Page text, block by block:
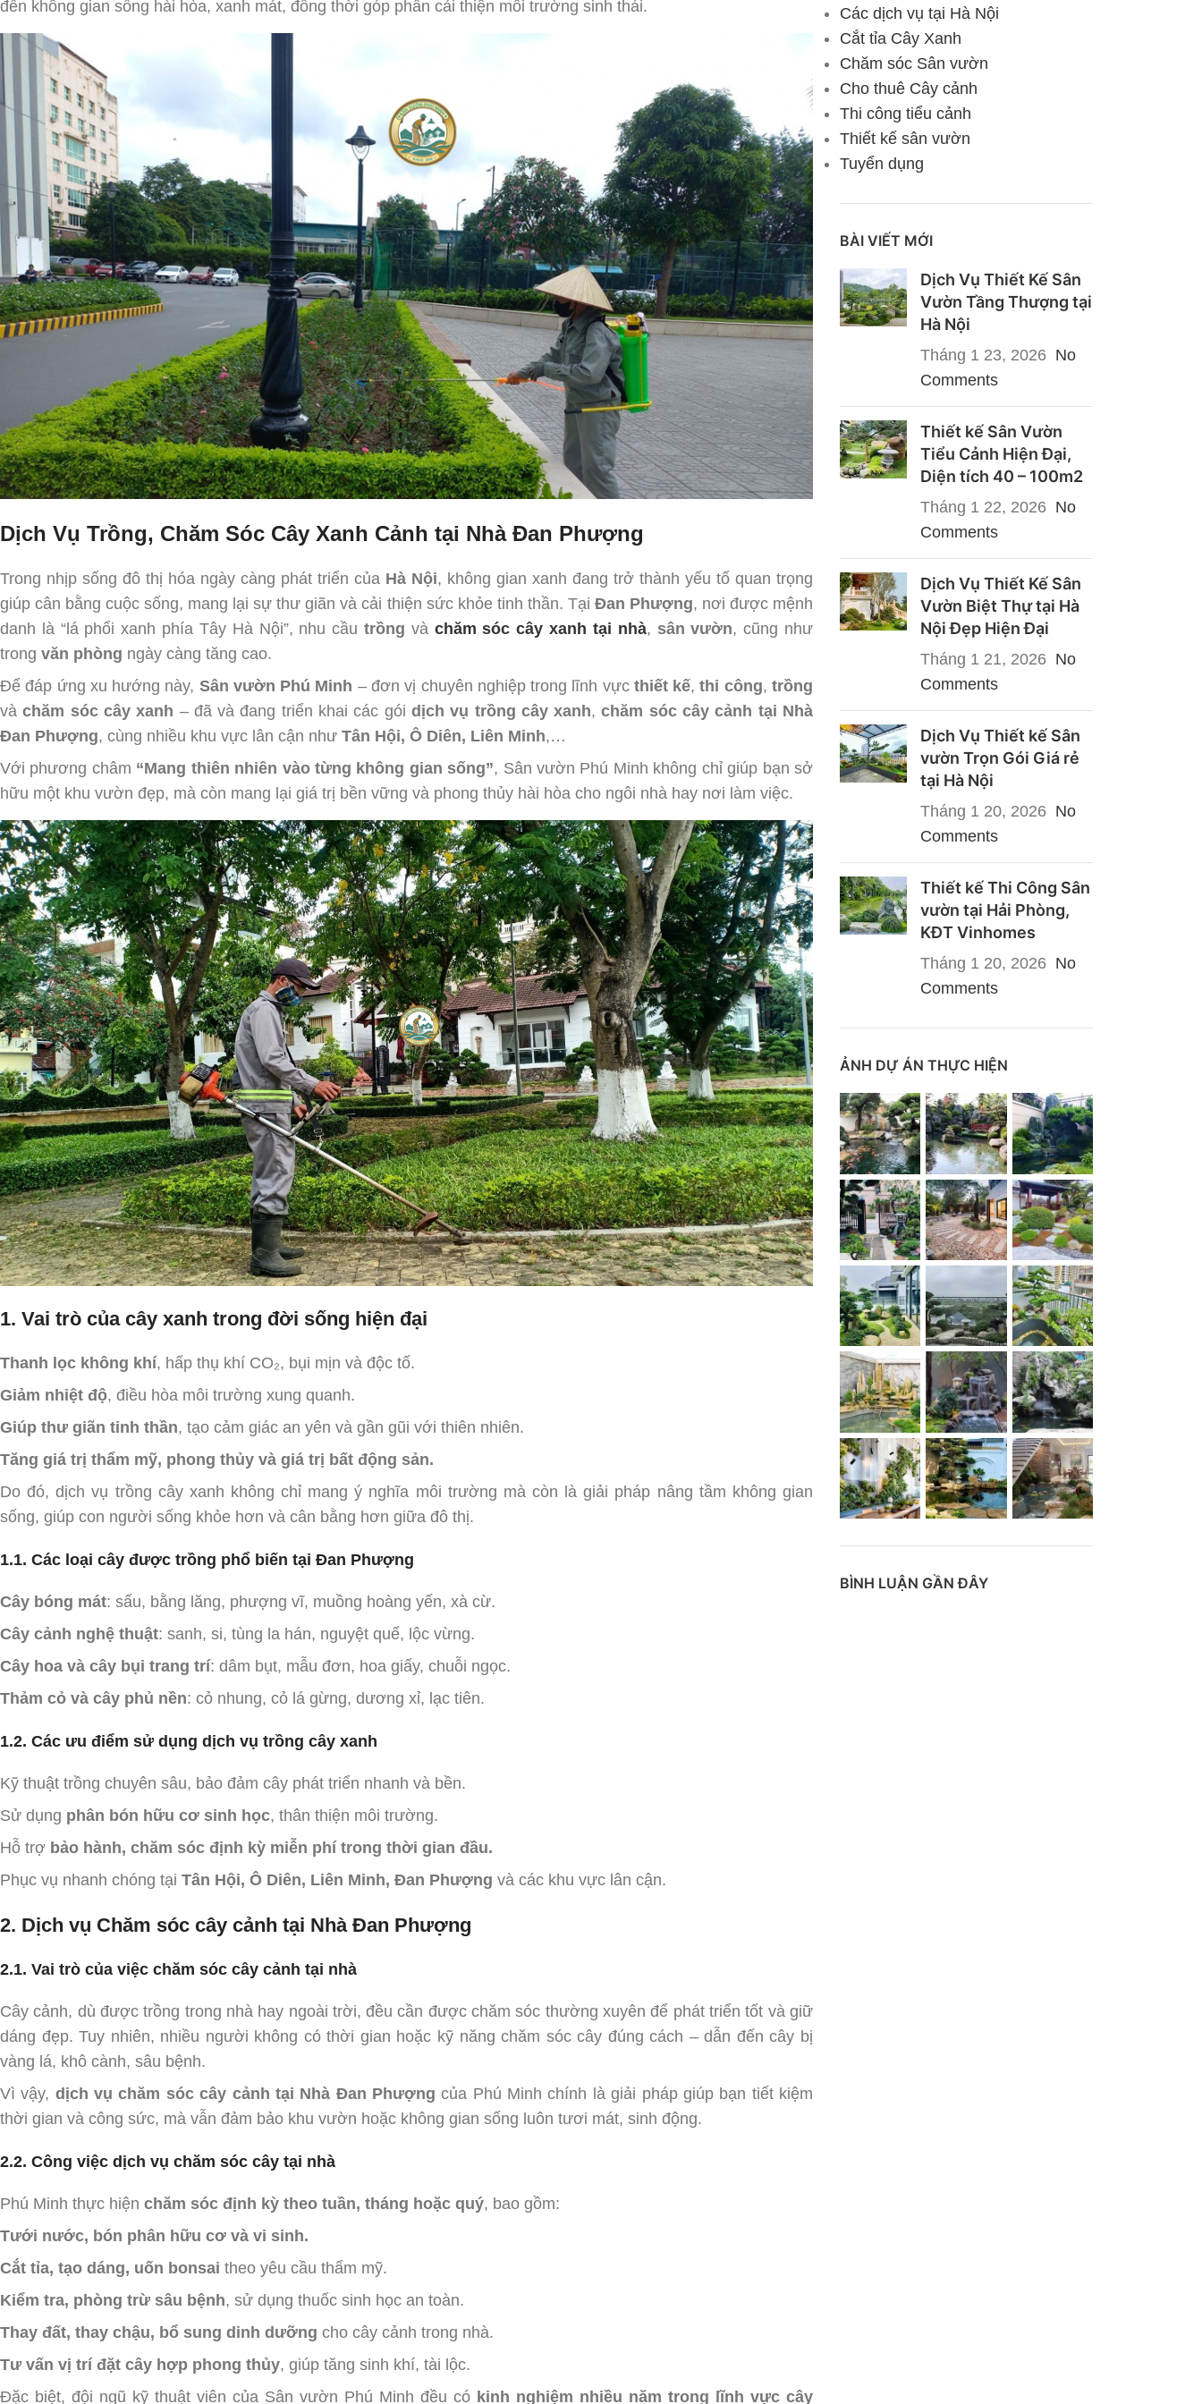
đến không gian sống hài hòa, xanh mát, đồng thời góp phần cải thiện môi trường sinh thái.
Dịch Vụ Trồng, Chăm Sóc Cây Xanh Cảnh tại Nhà Đan Phượng
Trong nhịp sống đô thị hóa ngày càng phát triển của Hà Nội, không gian xanh đang trở thành yếu tố quan trọng
giúp cân bằng cuộc sống, mang lại sự thư giãn và cải thiện sức khỏe tinh thần. Tại Đan Phượng, nơi được mệnh
danh là “lá phổi xanh phía Tây Hà Nội”, nhu cầu trồng và chăm sóc cây xanh tại nhà, sân vườn, cũng như
trong văn phòng ngày càng tăng cao.
Để đáp ứng xu hướng này, Sân vườn Phú Minh – đơn vị chuyên nghiệp trong lĩnh vực thiết kế,thi công, trồng
và chăm sóc cây xanh – đã và đang triển khai các gói dịch vụ trồng cây xanh,chăm sóc cây cảnh tại Nhà
Đan Phượng, cùng nhiều khu vực lân cận như Tân Hội, Ô Diên, Liên Minh,…
Với phương châm “Mang thiên nhiên vào từng không gian sống”, Sân vườn Phú Minh không chỉ giúp bạn sở
hữu một khu vườn đẹp, mà còn mang lại giá trị bền vững và phong thủy hài hòa cho ngôi nhà hay nơi làm việc.
1. Vai trò của cây xanh trong đời sống hiện đại
Thanh lọc không khí, hấp thụ khí CO₂, bụi mịn và độc tố.
Giảm nhiệt độ, điều hòa môi trường xung quanh.
Giúp thư giãn tinh thần, tạo cảm giác an yên và gần gũi với thiên nhiên.
Tăng giá trị thẩm mỹ, phong thủy và giá trị bất động sản.
Do đó, dịch vụ trồng cây xanh không chỉ mang ý nghĩa môi trường mà còn là giải pháp nâng tầm không gian
sống, giúp con người sống khỏe hơn và cân bằng hơn giữa đô thị.
1.1. Các loại cây được trồng phổ biến tại Đan Phượng
Cây bóng mát: sấu, bằng lăng, phượng vĩ, muồng hoàng yến, xà cừ.
Cây cảnh nghệ thuật: sanh, si, tùng la hán, nguyệt quế, lộc vừng.
Cây hoa và cây bụi trang trí: dâm bụt, mẫu đơn, hoa giấy, chuỗi ngọc.
Thảm cỏ và cây phủ nền: cỏ nhung, cỏ lá gừng, dương xỉ, lạc tiên.
1.2. Các ưu điểm sử dụng dịch vụ trồng cây xanh
Kỹ thuật trồng chuyên sâu, bảo đảm cây phát triển nhanh và bền.
Sử dụng phân bón hữu cơ sinh học, thân thiện môi trường.
Hỗ trợ bảo hành, chăm sóc định kỳ miễn phí trong thời gian đầu.
Phục vụ nhanh chóng tại Tân Hội, Ô Diên, Liên Minh, Đan Phượng và các khu vực lân cận.
2. Dịch vụ Chăm sóc cây cảnh tại Nhà Đan Phượng
2.1. Vai trò của việc chăm sóc cây cảnh tại nhà
Cây cảnh, dù được trồng trong nhà hay ngoài trời, đều cần được chăm sóc thường xuyên để phát triển tốt và giữ
dáng đẹp. Tuy nhiên, nhiều người không có thời gian hoặc kỹ năng chăm sóc cây đúng cách – dẫn đến cây bị
vàng lá, khô cành, sâu bệnh.
Vì vậy, dịch vụ chăm sóc cây cảnh tại Nhà Đan Phượng của Phú Minh chính là giải pháp giúp bạn tiết kiệm
thời gian và công sức, mà vẫn đảm bảo khu vườn hoặc không gian sống luôn tươi mát, sinh động.
2.2. Công việc dịch vụ chăm sóc cây tại nhà
Phú Minh thực hiện chăm sóc định kỳ theo tuần, tháng hoặc quý, bao gồm:
Tưới nước, bón phân hữu cơ và vi sinh.
Cắt tỉa, tạo dáng, uốn bonsai theo yêu cầu thẩm mỹ.
Kiểm tra, phòng trừ sâu bệnh, sử dụng thuốc sinh học an toàn.
Thay đất, thay chậu, bổ sung dinh dưỡng cho cây cảnh trong nhà.
Tư vấn vị trí đặt cây hợp phong thủy, giúp tăng sinh khí, tài lộc.
Đặc biệt, đội ngũ kỹ thuật viên của Sân vườn Phú Minh đều có kinh nghiệm nhiều năm trong lĩnh vực cây
Các dịch vụ tại Hà Nội
Cắt tỉa Cây Xanh
Chăm sóc Sân vườn
Cho thuê Cây cảnh
Thi công tiểu cảnh
Thiết kế sân vườn
Tuyển dụng
BÀI VIẾT MỚI
Dịch Vụ Thiết Kế Sân
Vườn Tầng Thượng tại
Hà Nội
Tháng 1 23, 2026 No
Comments
Thiết kế Sân Vườn
Tiểu Cảnh Hiện Đại,
Diện tích 40 – 100m2
Tháng 1 22, 2026 No
Comments
Dịch Vụ Thiết Kế Sân
Vườn Biệt Thự tại Hà
Nội Đẹp Hiện Đại
Tháng 1 21, 2026 No
Comments
Dịch Vụ Thiết kế Sân
vườn Trọn Gói Giá rẻ
tại Hà Nội
Tháng 1 20, 2026 No
Comments
Thiết kế Thi Công Sân
vườn tại Hải Phòng,
KĐT Vinhomes
Tháng 1 20, 2026 No
Comments
ẢNH DỰ ÁN THỰC HIỆN
BÌNH LUẬN GẦN ĐÂY